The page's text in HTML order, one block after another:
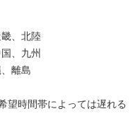
、北陸
、九州
離島
望時間帯によっては遅れる